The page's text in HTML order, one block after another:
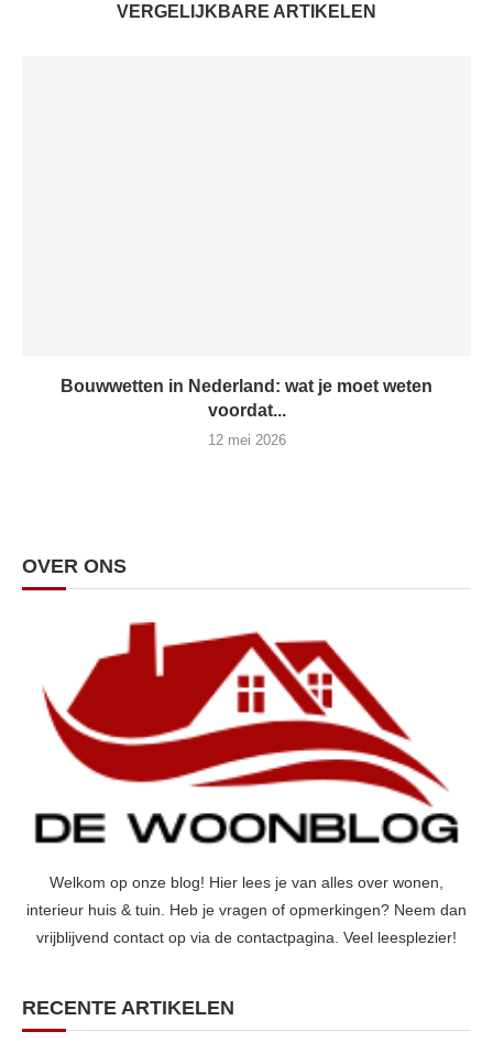
VERGELIJKBARE ARTIKELEN
Bouwwetten in Nederland: wat je moet weten
voordat...
12 mei 2026
OVER ONS
Welkom op onze blog! Hier lees je van alles over wonen,
interieur huis & tuin. Heb je vragen of opmerkingen? Neem dan
vrijblijvend contact op via de contactpagina. Veel leesplezier!
RECENTE ARTIKELEN